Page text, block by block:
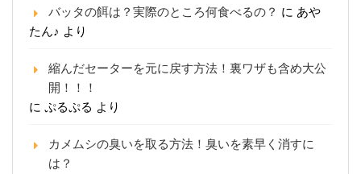
バッタの餌は？実際のところ何食べるの？ に あや
たん♪ より
縮んだセーターを元に戻す方法！裏ワザも含め大公
開！！！
に ぷるぷる より
カメムシの臭いを取る方法！臭いを素早く消すに
は？